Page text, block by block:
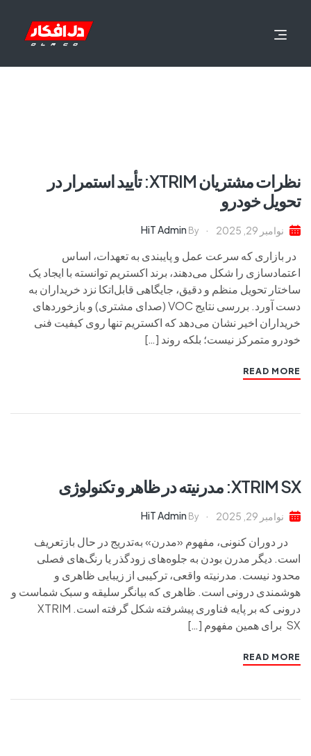
نظرات مشتریان XTRIM: تأیید استمرار در
تحویل خودرو
نوامبر 29, 2025 By
HiT Admin
در بازاری که سرعت عمل و پایبندی به تعهدات، اساس
اعتمادسازی را شکل می‌دهند، برند اکستریم توانسته با ایجاد یک
ساختار تحویل منظم و دقیق، جایگاهی قابل‌اتکا نزد خریداران به
دست آورد. بررسی نتایج VOC (صدای مشتری) و بازخوردهای
خریداران اخیر نشان می‌دهد که اکستریم تنها روی کیفیت فنی
خودرو متمرکز نیست؛ بلکه روند […]
READ MORE
XTRIM SX: مدرنیته در ظاهر و تکنولوژی
نوامبر 29, 2025 By
HiT Admin
در دوران کنونی، مفهوم «مدرن» به‌تدریج در حال بازتعریف
است. دیگر مدرن بودن به جلوه‌های زودگذر یا رنگ‌های فصلی
محدود نیست. مدرنیته واقعی، ترکیبی از زیبایی ظاهری و
هوشمندی درونی است. ظاهری که بیانگر سلیقه و سبک شماست و
درونی که بر پایه فناوری پیشرفته شکل گرفته است. XTRIM
SX برای همین مفهوم […]
READ MORE